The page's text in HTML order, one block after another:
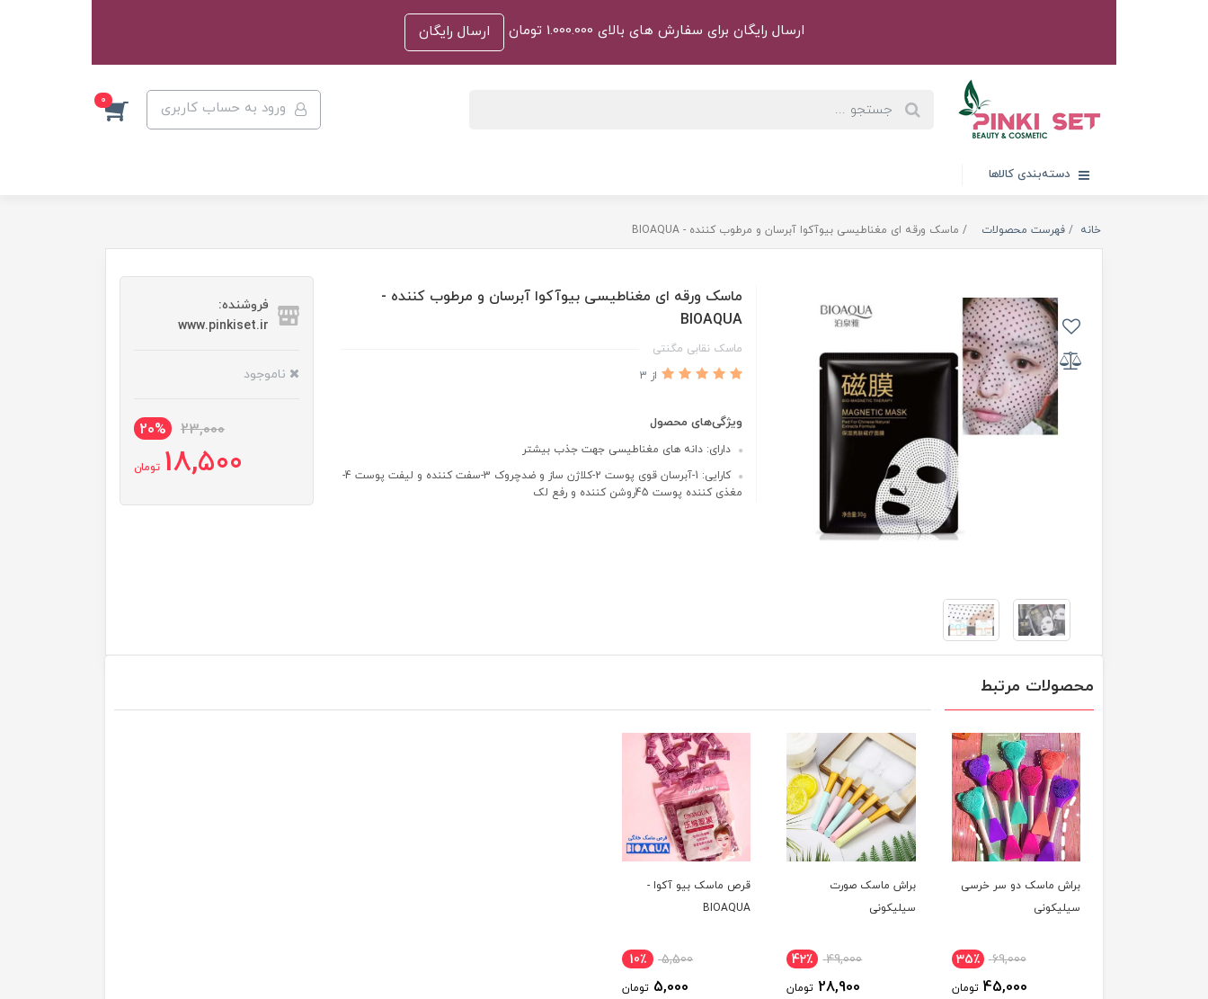
ارسال رایگان برای سفارش های بالای 1.000.000 تومان ارسال رایگان
ورود به حساب کاربری 0
دسته‌بندی کالاها
خانه فهرست محصولات ماسک ورقه ای مغناطیسی بیوآکوا آبرسان و مرطوب کننده - BIOAQUA
ماسک ورقه ای مغناطیسی بیوآکوا آبرسان و مرطوب کننده -
BIOAQUA
ماسک نقابی مگنتی
از 3
ویژگی‌های محصول
دارای: دانه های مغناطیسی جهت جذب بیشتر
کارایی: 1-آبرسان قوی پوست 2-کلاژن ساز و ضدچروک 3-سفت کننده و لیفت پوست 4-
مغذی کننده پوست 45روشن کننده و رفع لک
فروشنده:
www.pinkiset.ir
ناموجود
23,000
20%
18,500 تومان
محصولات مرتبط
براش ماسک دو سر خرسی
سیلیکونی
69,000 35٪
45,000 تومان
براش ماسک صورت
سیلیکونی
49,000 42٪
28,900 تومان
قرص ماسک بیو آکوا -
BIOAQUA
5,500 10٪
5,000 تومان